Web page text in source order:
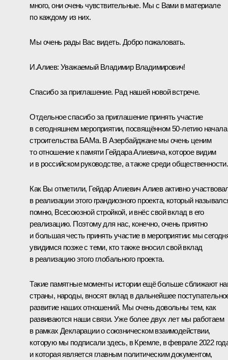
много, они очень чувствительные. Мы с Вами в материале
по каждому из них.
Мы очень рады Вас видеть. Добро пожаловать.
И.Алиев: Уважаемый Владимир Владимирович!
Спасибо за приглашение. Рад нашей новой встрече.
Отдельное спасибо за приглашение принять участие
в сегодняшнем мероприятии, посвящённом 50-летию начала
строительства БАМа. В Азербайджане мы очень ценим
то отношение к памяти Гейдара Алиевича, которое видим
и в российском руководстве, а также среди общественности.
Как Вы отметили, Гейдар Алиевич Алиев активно
в реализации этого грандиозного проекта, который
помню, Всесоюзной стройкой, и внёс свой вклад в его
реализацию. Поэтому для нас, конечно, очень приятно
и большая честь принять участие в мероприятии: мы
увидимся позже с теми, кто также вносил свой вклад
в реализацию этого глобального проекта.
Такие памятные моменты истории ещё больше сближают
страны, народы, вносят вклад в дальнейшее
развитие наших отношений. Мы очень довольны тем, как
развиваются наши связи. Уже более двух лет мы работаем
в рамках Декларациио союзническом взаимодействии,
которую мы подписали здесь, в Кремле, в феврале 2022
и которая является главным политическим документом,